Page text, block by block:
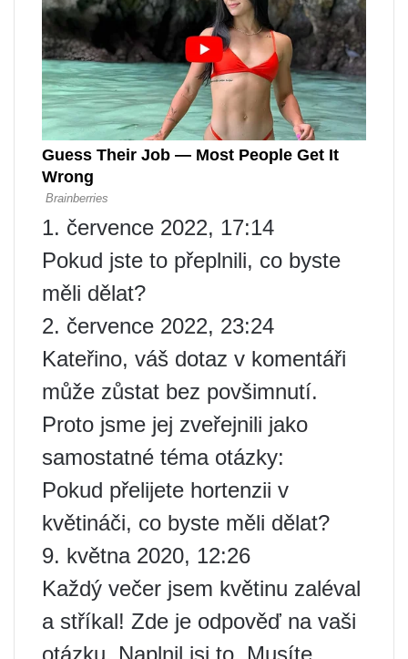
1. července 2022, 17:14
Pokud jste to přeplnili, co byste
měli dělat?
2. července 2022, 23:24
Kateřino, váš dotaz v komentáři
může zůstat bez povšimnutí.
Proto jsme jej zveřejnili jako
samostatné téma otázky:
Pokud přelijete hortenzii v
květináči, co byste měli dělat?
9. května 2020, 12:26
Každý večer jsem květinu zaléval
a stříkal! Zde je odpověď na vaši
otázku. Naplnil jsi to. Musíte